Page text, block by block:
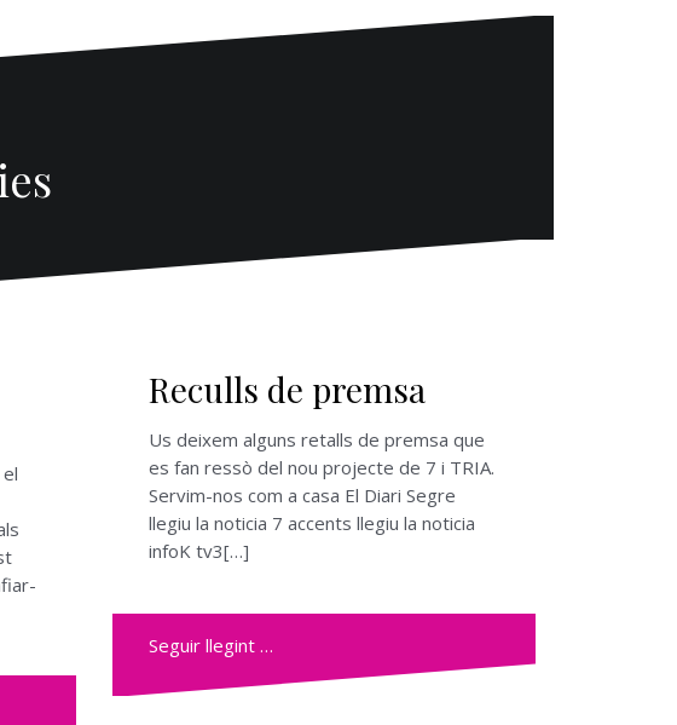
Reculls de premsa
Us deixem alguns retalls de premsa que
es fan ressò del nou projecte de 7 i TRIA.
Servim-nos com a casa El Diari Segre
llegiu la noticia 7 accents llegiu la noticia
infoK tv3[…]
Seguir llegint …